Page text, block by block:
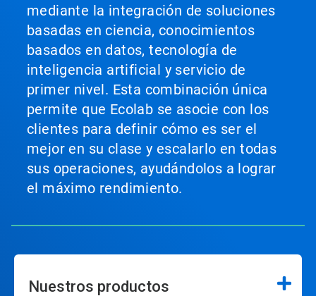
mediante la integración de soluciones
basadas en ciencia, conocimientos
basados en datos, tecnología de
inteligencia artificial y servicio de
primer nivel. Esta combinación única
permite que Ecolab se asocie con los
clientes para definir cómo es ser el
mejor en su clase y escalarlo en todas
sus operaciones, ayudándolos a lograr
el máximo rendimiento.
Nuestros productos